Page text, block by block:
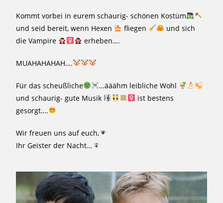
Kommt vorbei in eurem schaurig- schönen Kostüm
und seid bereit, wenn Hexen
fliegen
und sich
die Vampire
erheben….
MUAHAHAHAH….
Für das scheußliche
…ääähm leibliche Wohl
und schaurig- gute Musik
ist bestens
gesorgt….
Wir freuen uns auf euch,
Ihr Geister der Nacht…